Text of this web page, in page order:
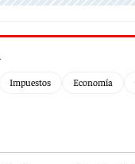
Impuestos Economía